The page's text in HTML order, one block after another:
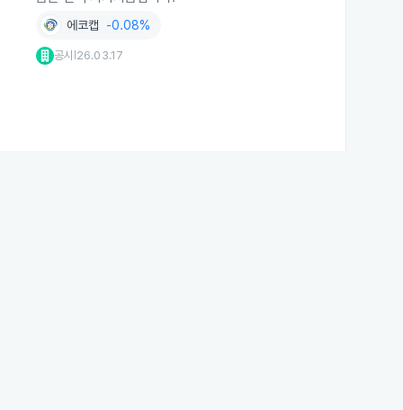
에코캡 -0.08%
공시 26.03.17